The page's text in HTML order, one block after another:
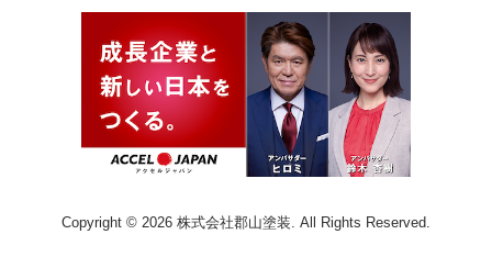
Copyright © 2026 株式会社郡山塗装. All Rights Reserved.